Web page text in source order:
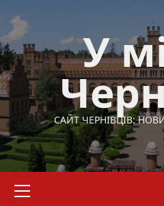
до
вмісту
У
САЙТ ЧЕРНІВЦІВ:
меню